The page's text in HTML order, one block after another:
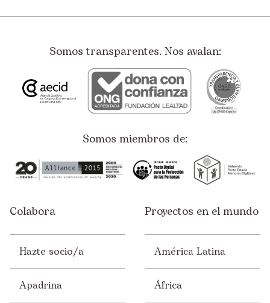
Somos transparentes. Nos avalan:
Somos miembros de:
Colabora
Hazte socio/a
Apadrina
Proyectos en el mundo
América Latina
África